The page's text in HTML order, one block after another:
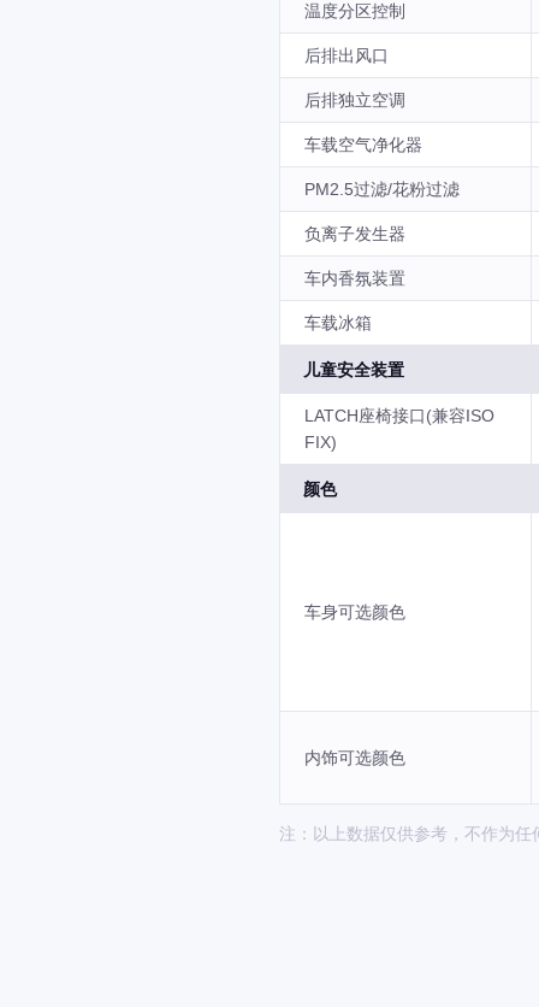
温度分区控制
后排出风口
后排独立空调
车载空气净化器
PM2.5过滤/花粉过滤
负离子发生器
车内香氛装置
车载冰箱
儿童安全装置
LATCH座椅接口(兼容ISO
FIX)
颜色
车身可选颜色
内饰可选颜色
注：以上数据仅供参考，不作为